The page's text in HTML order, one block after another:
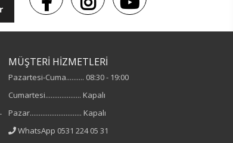
MÜŞTERİ HİZMETLERİ
Pazartesi-Cuma.......... 08:30 - 19:00
Cumartesi.................... Kapalı
Pazar............................. Kapalı
WhatsApp 0531 224 05 31